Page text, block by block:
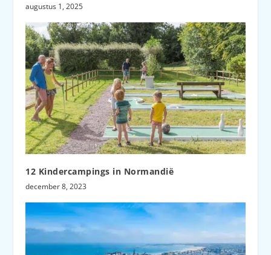
augustus 1, 2025
12 Kindercampings in Normandië
december 8, 2023